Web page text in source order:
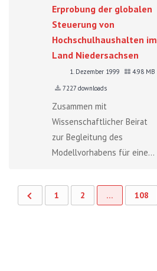
Erprobung der globalen
Steuerung von
Hochschulhaushalten im
Land Niedersachsen
1. Dezember 1999
4.98 MB
7227 downloads
Zusammen mit
Wissenschaftlicher Beirat
zur Begleitung des
Modellvorhabens für eine...
1 2 … 108